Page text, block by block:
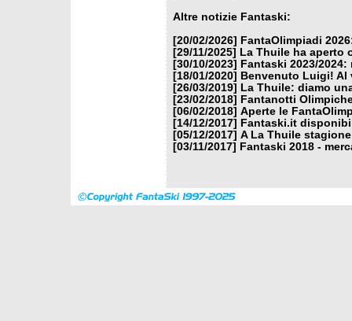
Altre notizie Fantaski:
[20/02/2026]
FantaOlimpiadi
[29/11/2025]
La Thuile ha aperto
[30/10/2023]
Fantaski 2023/
[18/01/2020]
Benvenuto Luigi! Al
[26/03/2019]
La Thuile: diamo
[23/02/2018]
Fantanotti
[06/02/2018] Aperte le
[14/12/2017]
Fantaski.it
[05/12/2017] A La Thuile
[03/11/2017]
Fantaski 2018 -